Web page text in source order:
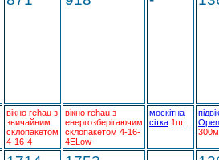
вікно rehau з
звичайним
склопакетом
4-16-4
вікно rehau з
енергозберігаючим
склопакетом 4-16-
4ELow
москітна
сітка 1шт.